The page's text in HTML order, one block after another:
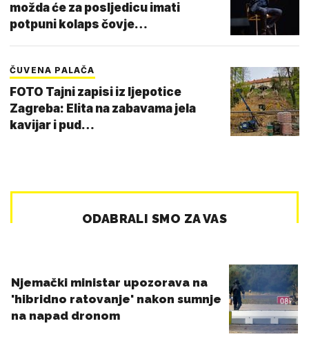
možda će za posljedicu imati
potpuni kolaps čovje…
ČUVENA PALAČA
FOTO Tajni zapisi iz ljepotice
Zagreba: Elita na zabavama jela
kavijar i pud…